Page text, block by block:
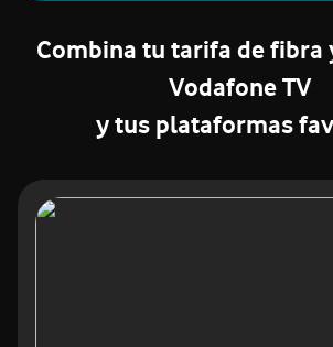
Combina tu tarifa de fibra
Vodafone TV
y tus plataformas